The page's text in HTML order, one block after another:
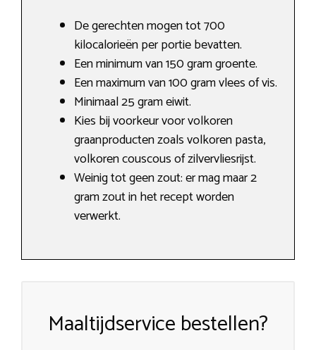
De gerechten mogen tot 700
kilocalorieën per portie bevatten.
Een minimum van 150 gram groente.
Een maximum van 100 gram vlees of vis.
Minimaal 25 gram eiwit.
Kies bij voorkeur voor volkoren
graanproducten zoals volkoren pasta,
volkoren couscous of zilvervliesrijst.
Weinig tot geen zout: er mag maar 2
gram zout in het recept worden
verwerkt.
Maaltijdservice bestellen?